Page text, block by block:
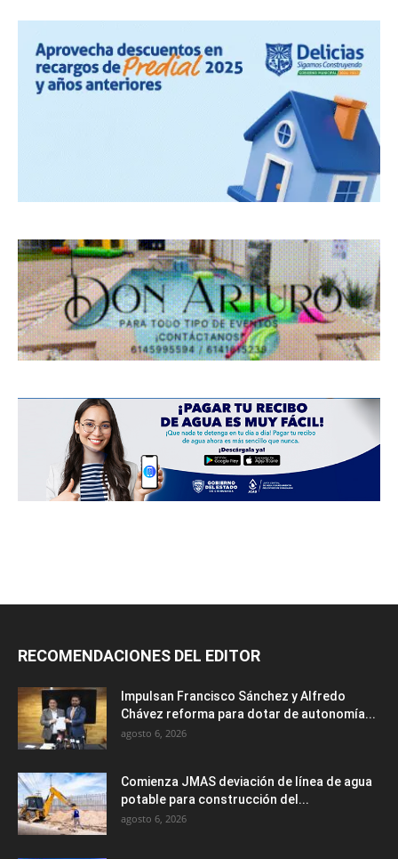
RECOMENDACIONES DEL EDITOR
Impulsan Francisco Sánchez y Alfredo
Chávez reforma para dotar de autonomía...
agosto 6, 2026
Comienza JMAS deviación de línea de agua
potable para construcción del...
agosto 6, 2026